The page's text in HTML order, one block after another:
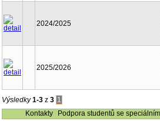
2024/2025
2025/2026
Výsledky1-3 z 3 1
Kontakty
Podpora studentů se